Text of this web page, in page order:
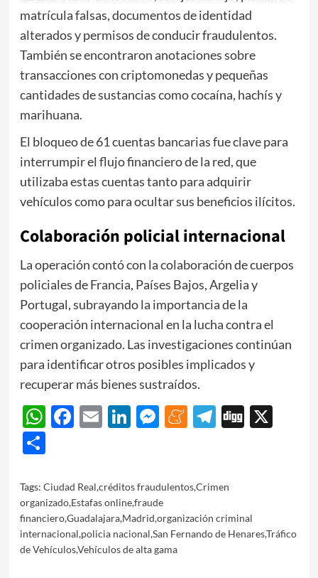
matrícula falsas, documentos de identidad
alterados y permisos de conducir fraudulentos.
También se encontraron anotaciones sobre
transacciones con criptomonedas y pequeñas
cantidades de sustancias como cocaína, hachís y
marihuana.
El bloqueo de 61 cuentas bancarias fue clave para
interrumpir el flujo financiero de la red, que
utilizaba estas cuentas tanto para adquirir
vehículos como para ocultar sus beneficios ilícitos.
Colaboración policial internacional
La operación contó con la colaboración de cuerpos
policiales de Francia, Países Bajos, Argelia y
Portugal, subrayando la importancia de la
cooperación internacional en la lucha contra el
crimen organizado. Las investigaciones continúan
para identificar otros posibles implicados y
recuperar más bienes sustraídos.
WhatsApp
Facebook
EmailLinkedIn
Messenger
Meneame
Telegram
Digg
X
Share
Tags: Ciudad Real,créditos fraudulentos,Crimen
organizado,Estafas online,fraude
financiero,Guadalajara,Madrid,organización criminal
internacional,policia nacional,San Fernando de Henares,Tráfico
de Vehículos,Vehículos de alta gama